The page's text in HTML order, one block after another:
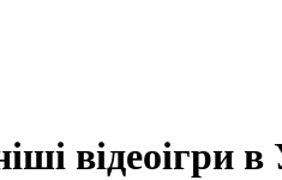
відеоігри в